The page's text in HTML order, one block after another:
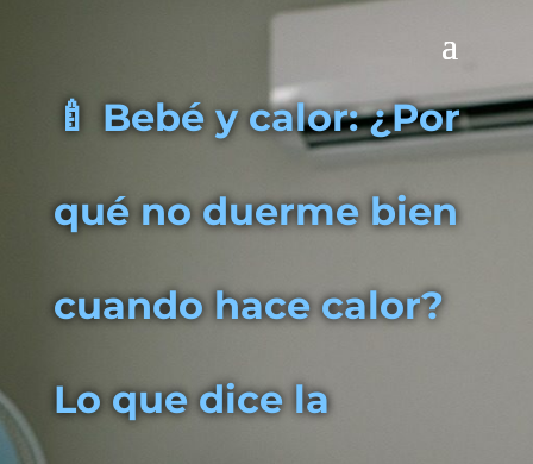
🍼 Bebé y calor: ¿Por
qué no duerme bien
cuando hace calor?
Lo que dice la